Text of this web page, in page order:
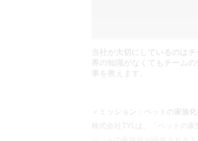
当社が大切にしているのは
界の知識がなくてもチームの
事を教えます。
＜ミッション：ペットの家族化
株式会社TYLは、「ペットの